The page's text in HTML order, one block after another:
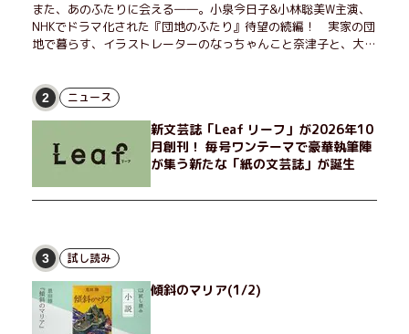
また、あのふたりに会える――。小泉今日子&小林聡美W主演、
NHKでドラマ化された『団地のふたり』待望の続編！ 実家の団
地で暮らす、イラストレーターのなっちゃんこと奈津子と、大学
げたり、部屋でふたりだけの「台湾映画祭」を催したり。50代
独身、幼なじみの変わらぬ友情とささやかな幸せの日々を描く。
2 ニュース
新文芸誌「Leaf リーフ」が2026年10
月創刊！ 毎号ワンテーマで豪華執筆陣
が集う新たな「紙の文芸誌」が誕生
3 試し読み
傾斜のマリア(1/2)